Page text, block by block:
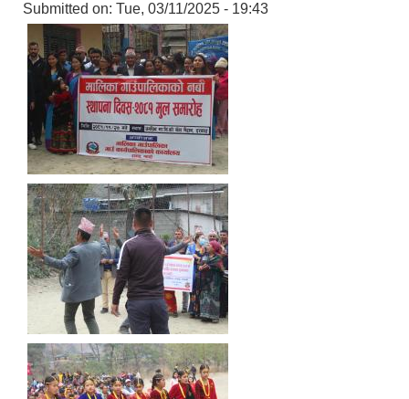
Submitted on: Tue, 03/11/2025 - 19:43